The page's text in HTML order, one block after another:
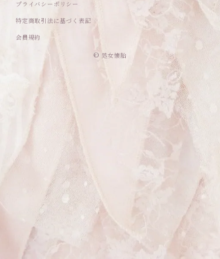
プライバシーポリシー
特定商取引法に基づく表記
会員規約
© 処女懐胎